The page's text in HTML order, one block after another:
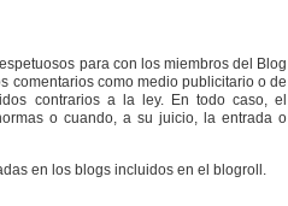
para con los miembros del Blog
comentarios como medio publicitario o de
contrarios a la ley. En todo caso, el
o cuando, a su juicio, la entrada o
en los blogs incluidos en el blogroll.